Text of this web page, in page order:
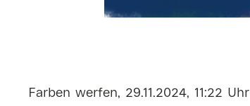
Farben werfen, 29.11.2024, 11:22 Uhr